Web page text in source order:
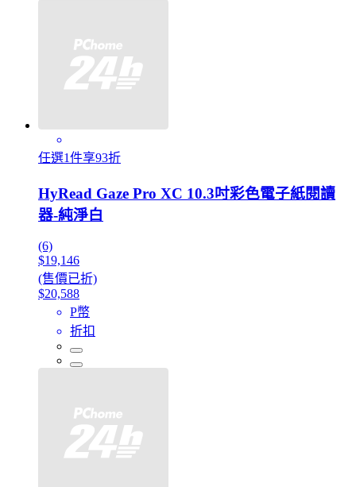
任選1件享93折
HyRead Gaze Pro XC 10.3吋彩色電子紙閱讀
器-純淨白
(6)
$19,146
(售價已折)
$20,588
P幣
折扣